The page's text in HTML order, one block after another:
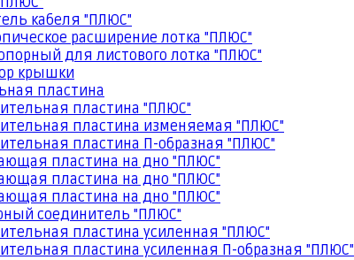
кабеля "ПЛЮС"
расширение лотка "ПЛЮС"
для листового лотка "ПЛЮС"
крышки
пластина
пластина "ПЛЮС"
пластина изменяемая "ПЛЮС"
пластина П-образная "ПЛЮС"
пластина на дно "ПЛЮС"
пластина на дно "ПЛЮС"
пластина на дно "ПЛЮС"
соединитель "ПЛЮС"
пластина усиленная "ПЛЮС"
пластина усиленная П-образная "ПЛЮС"